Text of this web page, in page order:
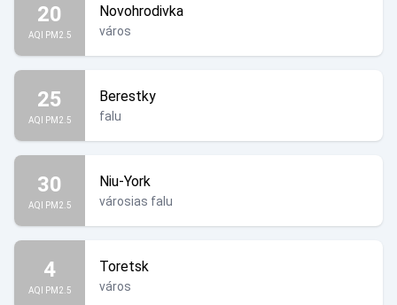
20
AQI PM2.5
Novohrodivka
város
25
AQI PM2.5
Berestky
falu
30
AQI PM2.5
Niu-York
városias falu
4
AQI PM2.5
Toretsk
város